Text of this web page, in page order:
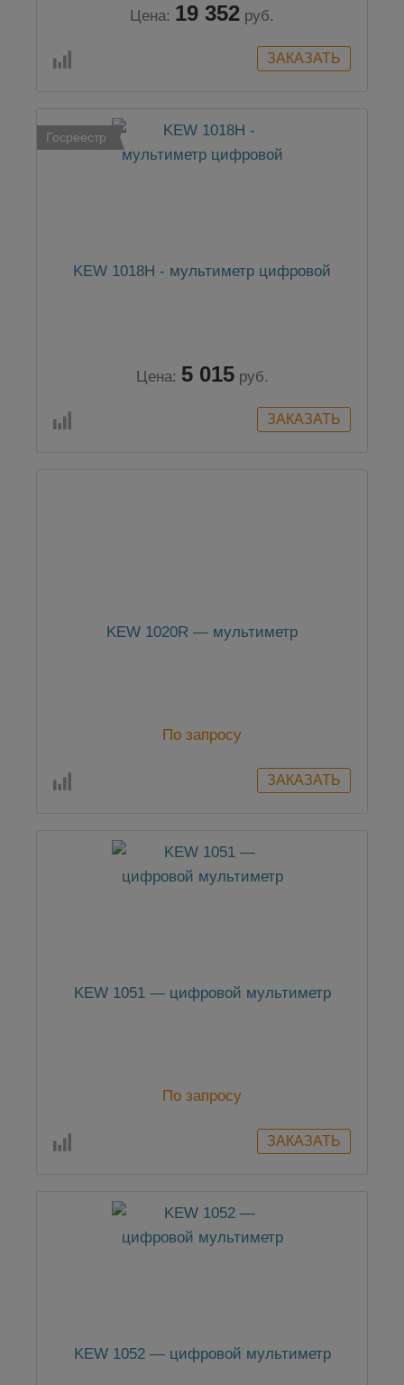
Цена: 19 352 руб.
Госреестр
KEW 1018H - мультиметр цифровой
Цена: 5 015 руб.
KEW 1020R — мультиметр
По запросу
KEW 1051 — цифровой мультиметр
По запросу
KEW 1052 — цифровой мультиметр